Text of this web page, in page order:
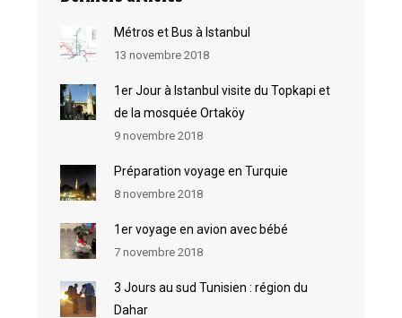
Métros et Bus à Istanbul
13 novembre 2018
1er Jour à Istanbul visite du Topkapi et
de la mosquée Ortaköy
9 novembre 2018
Préparation voyage en Turquie
8 novembre 2018
1er voyage en avion avec bébé
7 novembre 2018
3 Jours au sud Tunisien : région du
Dahar